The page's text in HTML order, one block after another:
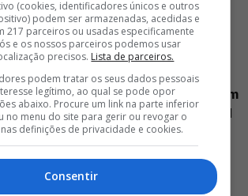
plantel de Marco Silva
determinado em reforçar o meio-
2026/27 e, apesar de
como a principal prioridade, a SAD
em alternativas.Entre os nomes em
Yves Bissouma, médio internacional
livre no mercado.
(cookies, identificadores únicos e outros
podem ser armazenadas, acedidas e
217 parceiros ou usadas especificamente
e os nossos parceiros podemos usar
precisos. Lista de parceiros.
podem tratar os seus dados pessoais
legítimo, ao qual se pode opor
abaixo. Procure um link na parte inferior
no menu do site para gerir ou revogar o
definições de privacidade e cookies.
Consentir